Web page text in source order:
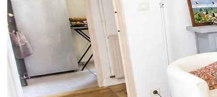
DPE : F (396kwh/m2/an) GES : F (87 kg CO2/m2/an)
Estimation des coûts annuels d'énergie du logement entre
3120EUR et 4250EUR
Diagnostic établi le 11.02.2026
Prix : 179 900EUR FAI Réf. 4570
*Honoraires charge vendeur